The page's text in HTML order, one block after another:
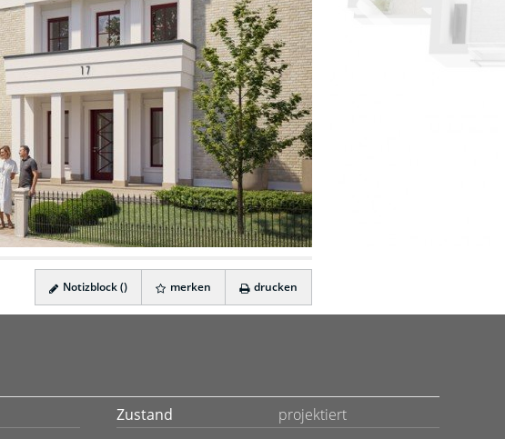
Notizblock () merken drucken
Zustand projektiert